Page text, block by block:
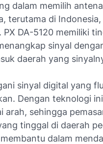
dalam memilih
terutama di
DA-5120 memiliki
sinyal
daerah yang
sinyal digital yang
Dengan teknologi
arah, sehingga
tinggal di daerah
dalam